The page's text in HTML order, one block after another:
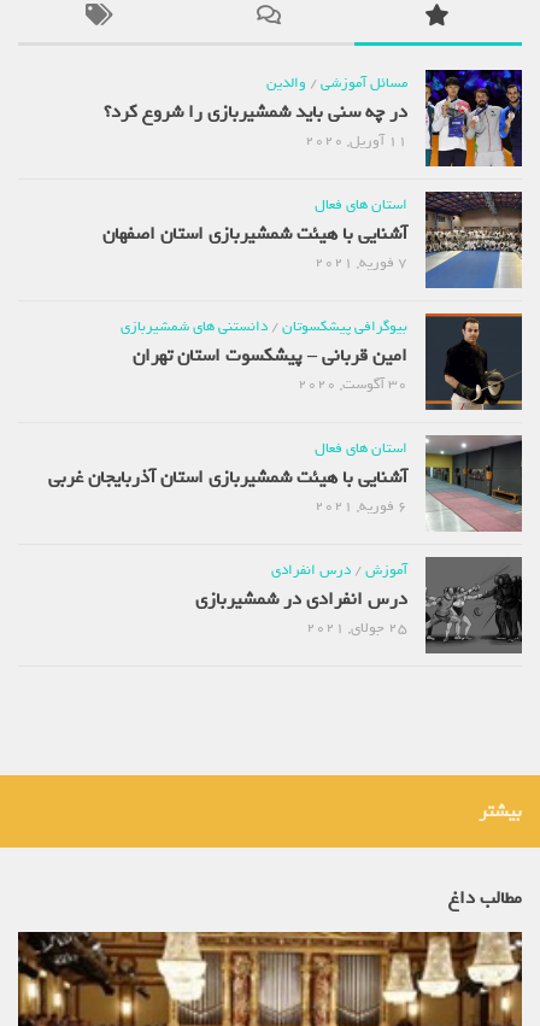
مسائل آموزشی/والدین
در چه سنی باید شمشیربازی را شروع کرد؟
استان های فعال
آشنایی با هیئت شمشیربازی استان اصفهان
بیوگرافی پیشکسوتان/دانستنی های شمشیربازی
امین قربانی – پیشکسوت استان تهران
استان های فعال
آشنایی با هیئت شمشیربازی استان آذربایجان غربی
آموزش/درس انفرادی
درس انفرادی در شمشیربازی
بیشتر
مطالب داغ